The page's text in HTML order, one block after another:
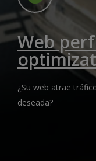
Web
¿Su web atrae
deseada?